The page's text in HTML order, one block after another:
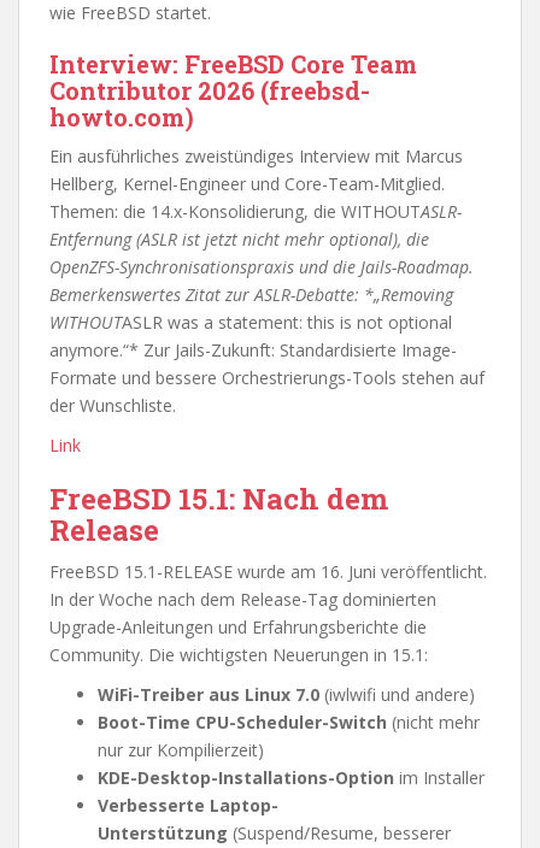
wie FreeBSD startet.
Interview: FreeBSD Core Team
Contributor 2026 (freebsd-
howto.com)
Ein ausführliches zweistündiges Interview mit Marcus
Hellberg, Kernel-Engineer und Core-Team-Mitglied.
Themen: die 14.x-Konsolidierung, die WITHOUTASLR-
Entfernung (ASLR ist jetzt nicht mehr optional), die
OpenZFS-Synchronisationspraxis und die Jails-Roadmap.
Bemerkenswertes Zitat zur ASLR-Debatte: *„Removing
WITHOUTASLR was a statement: this is not optional
anymore.“* Zur Jails-Zukunft: Standardisierte Image-
Formate und bessere Orchestrierungs-Tools stehen auf
der Wunschliste.
Link
FreeBSD 15.1: Nach dem
Release
FreeBSD 15.1-RELEASE wurde am 16. Juni veröffentlicht.
In der Woche nach dem Release-Tag dominierten
Upgrade-Anleitungen und Erfahrungsberichte die
Community. Die wichtigsten Neuerungen in 15.1:
WiFi-Treiber aus Linux 7.0 (iwlwifi und andere)
Boot-Time CPU-Scheduler-Switch (nicht mehr
nur zur Kompilierzeit)
KDE-Desktop-Installations-Option im Installer
Verbesserte Laptop-
Unterstützung (Suspend/Resume, besserer